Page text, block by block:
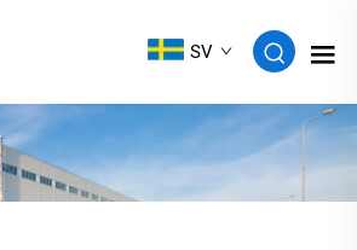
SV